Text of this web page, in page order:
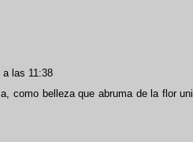
a las 11:38
como belleza que abruma de la flor